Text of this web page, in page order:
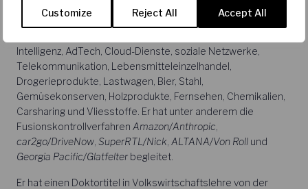
Customize Reject All Accept All
beraten.
Intelligenz, AdTech, Cloud-Dienste, soziale Netzwerke,
Telekommunikation, Lebensmitteleinzelhandel,
Drogerieprodukte, Lastwagen, Bier, Stahl,
Gemüsekonserven, Holzprodukte, Fernsehen, Chemikalien,
Carsharing und Vliesstoffe. Er hat unter anderem die
Fusionskontrollverfahren Amazon/Anthropic
car2go/DriveNow SuperRTL/Nick ALTANA/Von Roll und
Georgia Pacific/Glatfelter begleitet.
Er hat einen Doktortitel in Volkswirtschaftslehre von der